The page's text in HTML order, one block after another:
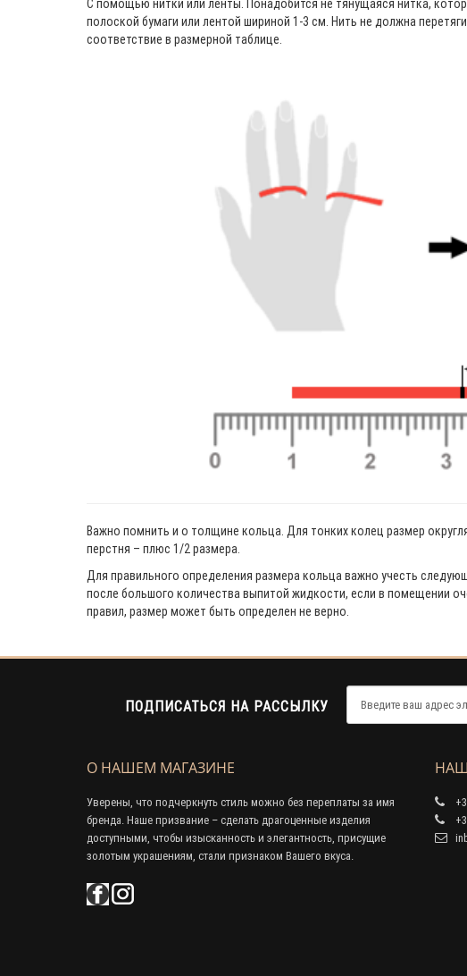
С помощью нитки или ленты. Понадобится не тянущаяся нитка,
полоской бумаги или лентой шириной 1-3 см. Нить не должна
соответствие в размерной таблице.
Важно помнить и о толщине кольца. Для тонких колец размер
перстня – плюс 1/2 размера.
Для правильного определения размера кольца важно учесть
после большого количества выпитой жидкости, если в помещении
правил, размер может быть определен не верно.
ПОДПИСАТЬСЯ НА РАССЫЛКУ
О НАШЕМ МАГАЗИНЕ
Уверены, что подчеркнуть стиль можно без переплаты за имя
бренда. Наше призвание – сделать драгоценные изделия
доступными, чтобы изысканность и элегантность, присущие
золотым украшениям, стали признаком Вашего вкуса.